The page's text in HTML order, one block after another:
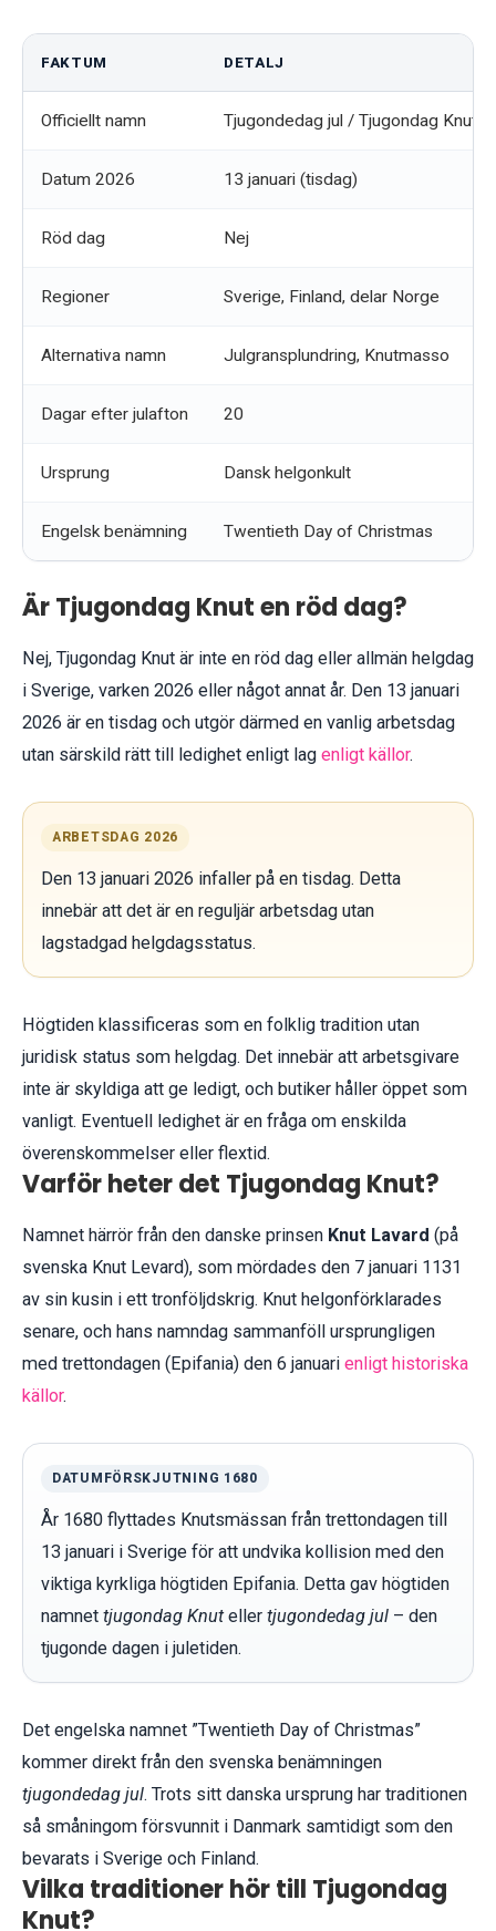
FAKTUM DETALJ
Officiellt namn Tjugondedag jul / Tjugondag Knut
Datum 2026 13 januari (tisdag)
Röd dag Nej
Regioner Sverige, Finland, delar Norge
Alternativa namn Julgransplundring, Knutmasso
Dagar efter julafton 20
Ursprung Dansk helgonkult
Engelsk benämning Twentieth Day of Christmas
Är Tjugondag Knut en röd dag?
Nej, Tjugondag Knut är inte en röd dag eller allmän helgdag
i Sverige, varken 2026 eller något annat år. Den 13 januari
2026 är en tisdag och utgör därmed en vanlig arbetsdag
utan särskild rätt till ledighet enligt lag enligt källor.
ARBETSDAG 2026
Den 13 januari 2026 infaller på en tisdag. Detta
innebär att det är en reguljär arbetsdag utan
lagstadgad helgdagsstatus.
Högtiden klassificeras som en folklig tradition utan
juridisk status som helgdag. Det innebär att arbetsgivare
inte är skyldiga att ge ledigt, och butiker håller öppet som
vanligt. Eventuell ledighet är en fråga om enskilda
överenskommelser eller flextid.
Varför heter det Tjugondag Knut?
Namnet härrör från den danske prinsen Knut Lavard (på
svenska Knut Levard), som mördades den 7 januari 1131
av sin kusin i ett tronföljdskrig. Knut helgonförklarades
senare, och hans namndag sammanföll ursprungligen
med trettondagen (Epifania) den 6 januari enligt historiska
källor.
DATUMFÖRSKJUTNING 1680
År 1680 flyttades Knutsmässan från trettondagen till
13 januari i Sverige för att undvika kollision med den
viktiga kyrkliga högtiden Epifania. Detta gav högtiden
namnet tjugondag Knuteller tjugondedag jul – den
tjugonde dagen i juletiden.
Det engelska namnet ”Twentieth Day of Christmas”
kommer direkt från den svenska benämningen
tjugondedag jul. Trots sitt danska ursprung har traditionen
så småningom försvunnit i Danmark samtidigt som den
bevarats i Sverige och Finland.
Vilka traditioner hör till Tjugondag
Knut?